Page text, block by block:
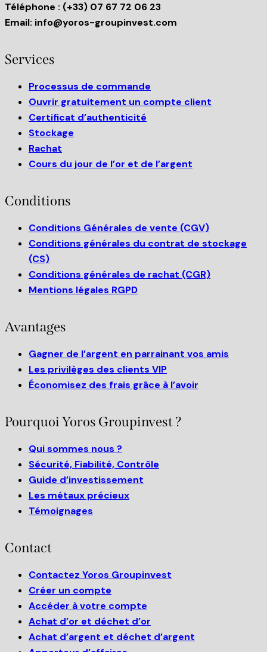
Téléphone : (+33) 07 67 72 06 23
Email: info@yoros-groupinvest.com
Services
Processus de commande
Ouvrir gratuitement un compte client
Certificat d’authenticité
Stockage
Rachat
Cours du jour de l’or et de l’argent
Conditions
Conditions Générales de vente (CGV)
Conditions générales du contrat de stockage
(CS)
Conditions générales de rachat (CGR)
Mentions légales RGPD
Avantages
Gagner de l’argent en parrainant vos amis
Les privilèges des clients VIP
Économisez des frais grâce à l’avoir
Pourquoi Yoros Groupinvest ?
Qui sommes nous ?
Sécurité, Fiabilité, Contrôle
Guide d’investissement
Les métaux précieux
Témoignages
Contact
Contactez Yoros Groupinvest
Créer un compte
Accéder à votre compte
Achat d’or et déchet d’or
Achat d’argent et déchet d’argent